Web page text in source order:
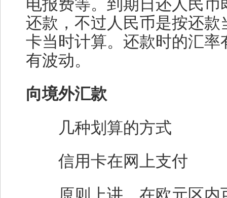
电报费等。到期日还人民
还款，不过人民币是按还
卡当时计算。还款时的汇
有波动。
向境外汇款
几种划算的方式
信用卡在网上支付